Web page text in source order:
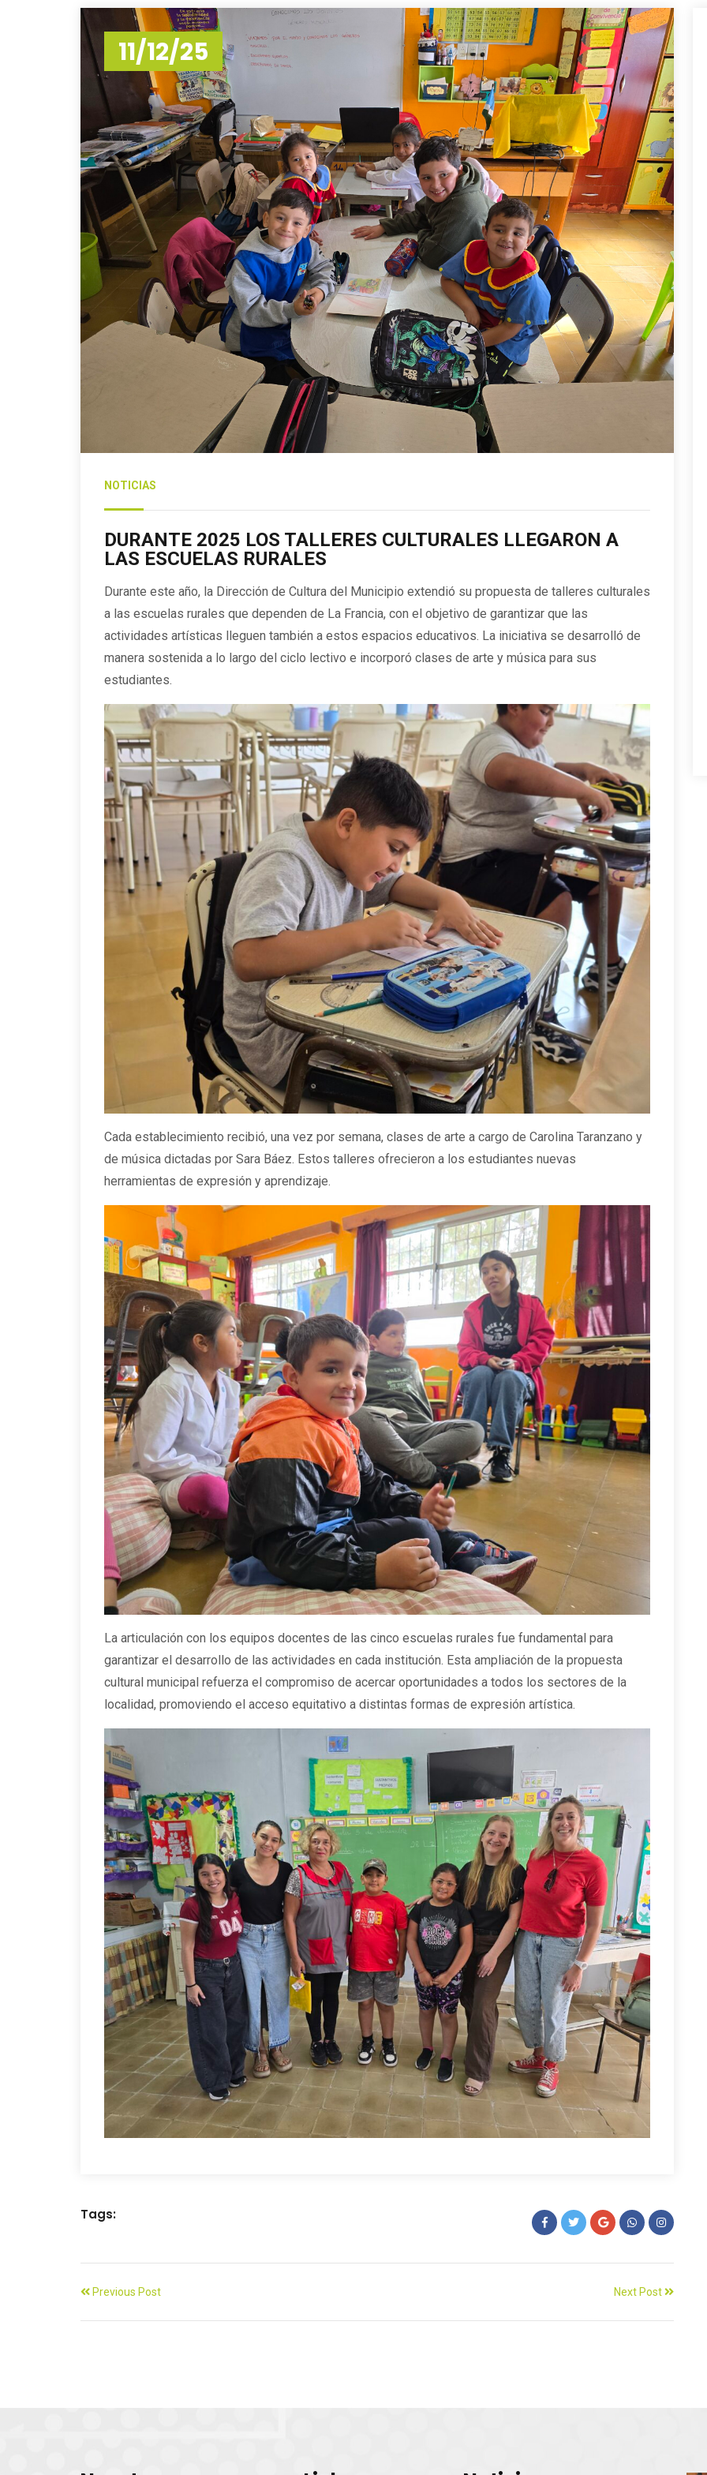
11/12/25
NOTICIAS
DURANTE 2025 LOS TALLERES CULTURALES LLEGARON A
LAS ESCUELAS RURALES
Durante este año, la Dirección de Cultura del Municipio extendió su propuesta de talleres culturales
a las escuelas rurales que dependen de La Francia, con el objetivo de garantizar que las
actividades artísticas lleguen también a estos espacios educativos. La iniciativa se desarrolló de
manera sostenida a lo largo del ciclo lectivo e incorporó clases de arte y música para sus
estudiantes.
Cada establecimiento recibió, una vez por semana, clases de arte a cargo de Carolina Taranzano y
de música dictadas por Sara Báez. Estos talleres ofrecieron a los estudiantes nuevas
herramientas de expresión y aprendizaje.
La articulación con los equipos docentes de las cinco escuelas rurales fue fundamental para
garantizar el desarrollo de las actividades en cada institución. Esta ampliación de la propuesta
cultural municipal refuerza el compromiso de acercar oportunidades a todos los sectores de la
localidad, promoviendo el acceso equitativo a distintas formas de expresión artística.
Tags:
Previous Post Next Post